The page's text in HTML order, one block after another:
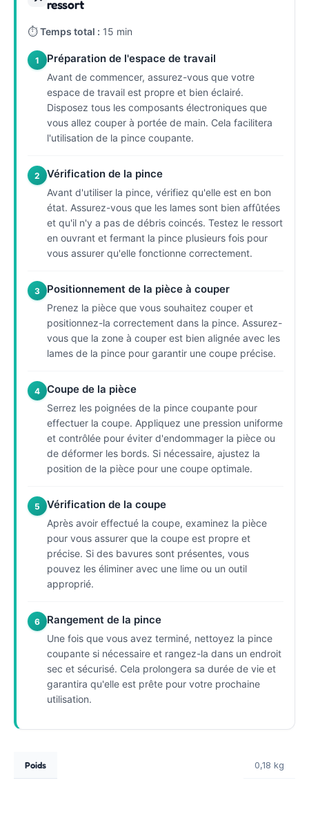
ressort
⏱Temps total : 15 min
1 Préparation de l'espace de travail
Avant de commencer, assurez-vous que votre
espace de travail est propre et bien éclairé.
Disposez tous les composants électroniques que
vous allez couper à portée de main. Cela facilitera
l'utilisation de la pince coupante.
2 Vérification de la pince
Avant d'utiliser la pince, vérifiez qu'elle est en bon
état. Assurez-vous que les lames sont bien affûtées
et qu'il n'y a pas de débris coincés. Testez le ressort
en ouvrant et fermant la pince plusieurs fois pour
vous assurer qu'elle fonctionne correctement.
3 Positionnement de la pièce à couper
Prenez la pièce que vous souhaitez couper et
positionnez-la correctement dans la pince. Assurez-
vous que la zone à couper est bien alignée avec les
lames de la pince pour garantir une coupe précise.
4 Coupe de la pièce
Serrez les poignées de la pince coupante pour
effectuer la coupe. Appliquez une pression uniforme
et contrôlée pour éviter d'endommager la pièce ou
de déformer les bords. Si nécessaire, ajustez la
position de la pièce pour une coupe optimale.
5 Vérification de la coupe
Après avoir effectué la coupe, examinez la pièce
pour vous assurer que la coupe est propre et
précise. Si des bavures sont présentes, vous
pouvez les éliminer avec une lime ou un outil
approprié.
6 Rangement de la pince
Une fois que vous avez terminé, nettoyez la pince
coupante si nécessaire et rangez-la dans un endroit
sec et sécurisé. Cela prolongera sa durée de vie et
garantira qu'elle est prête pour votre prochaine
utilisation.
Poids 0,18 kg